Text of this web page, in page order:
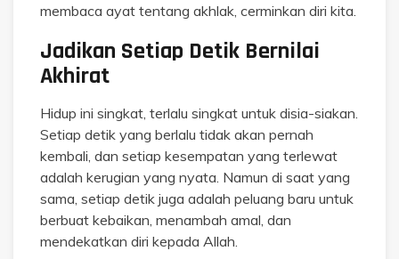
membaca ayat tentang akhlak, cerminkan diri kita.
Jadikan Setiap Detik Bernilai
Akhirat
Hidup ini singkat, terlalu singkat untuk disia-siakan.
Setiap detik yang berlalu tidak akan pernah
kembali, dan setiap kesempatan yang terlewat
adalah kerugian yang nyata. Namun di saat yang
sama, setiap detik juga adalah peluang baru untuk
berbuat kebaikan, menambah amal, dan
mendekatkan diri kepada Allah.